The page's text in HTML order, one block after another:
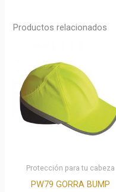
Productos relacionados
Protección para tu cabeza
PW79 GORRA BUMP